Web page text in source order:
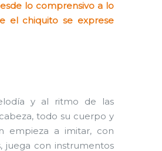
lo comprensivo a lo
el chiquito se exprese
y al ritmo de las
todo su cuerpo y
empieza a imitar, con
juega con instrumentos